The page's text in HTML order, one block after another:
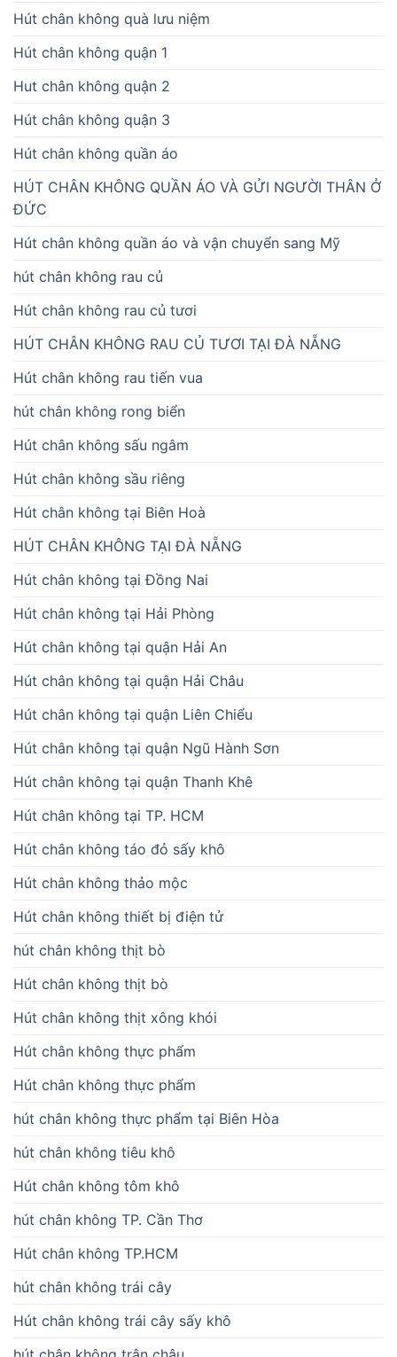
Hút chân không quà lưu niệm
Hút chân không quận 1
Hut chân không quận 2
Hút chân không quận 3
Hút chân không quần áo
HÚT CHÂN KHÔNG QUẦN ÁO VÀ GỬI NGƯỜI THÂN Ở
ĐỨC
Hút chân không quần áo và vận chuyển sang Mỹ
hút chân không rau củ
Hút chân không rau củ tươi
HÚT CHÂN KHÔNG RAU CỦ TƯƠI TẠI ĐÀ NẴNG
Hút chân không rau tiến vua
hút chân không rong biển
Hút chân không sấu ngâm
Hút chân không sầu riêng
Hút chân không tại Biên Hoà
HÚT CHÂN KHÔNG TẠI ĐÀ NẴNG
Hút chân không tại Đồng Nai
Hút chân không tại Hải Phòng
Hút chân không tại quận Hải An
Hút chân không tại quận Hải Châu
Hút chân không tại quận Liên Chiểu
Hút chân không tại quận Ngũ Hành Sơn
Hút chân không tại quận Thanh Khê
Hút chân không tại TP. HCM
Hút chân không táo đỏ sấy khô
Hút chân không thảo mộc
Hút chân không thiết bị điện tử
hút chân không thịt bò
Hút chân không thịt bò
Hút chân không thịt xông khói
Hút chân không thực phẩm
Hút chân không thực phẩm
hút chân không thực phẩm tại Biên Hòa
hút chân không tiêu khô
Hút chân không tôm khô
hút chân không TP. Cần Thơ
Hút chân không TP.HCM
hút chân không trái cây
Hút chân không trái cây sấy khô